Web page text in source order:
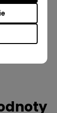
Stáhnout - Zprávu - Politika řízení v oblasti lidských práv